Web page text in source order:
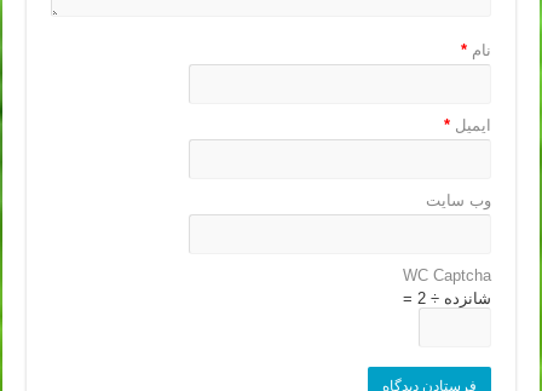
نام*
ایمیل*
وب‌ سایت
WC Captcha
شانزده ÷ 2 =